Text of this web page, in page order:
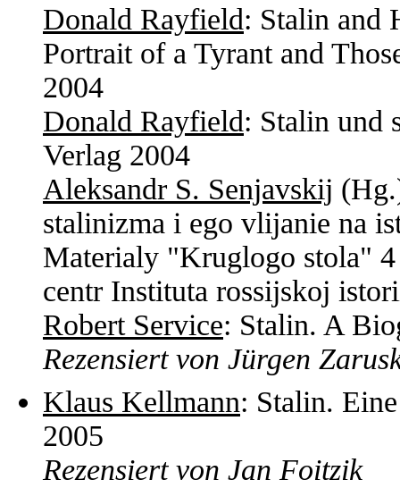
Donald Rayfield: Stalin and
Portrait of a Tyrant and
2004
Donald Rayfield: Stalin und
Verlag 2004
Aleksandr S. Senjavskij
stalinizma i ego vlijanie na
Materialy "Kruglogo stola"
centr Instituta rossijskoj
Robert Service: Stalin. A
Rezensiert von Jürgen
Klaus Kellmann: Stalin.
2005
Rezensiert von Jan Foitzik